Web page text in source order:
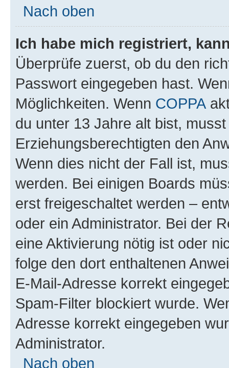
Nach oben
Ich habe mich registriert,
Überprüfe zuerst, ob du den
Passwort eingegeben hast.
Möglichkeiten. Wenn COPPA
du unter 13 Jahre alt bist,
Erziehungsberechtigten den
Wenn dies nicht der Fall ist,
werden. Bei einigen Boards
erst freigeschaltet werden –
oder ein Administrator. Bei der
eine Aktivierung nötig ist oder
folge den dort enthaltenen
E-Mail-Adresse korrekt
Spam-Filter blockiert wurde.
Adresse korrekt eingegeben
Administrator.
Nach oben